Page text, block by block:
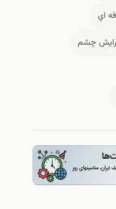
اي
چشم